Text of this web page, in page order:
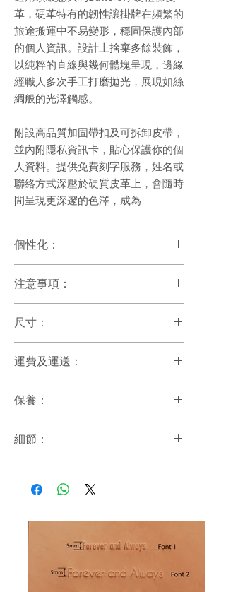
革，硬革特有的韌性讓掛牌在頻繁的
旅途搬運中不易變形，穩固保護內部
的個人資訊。設計上捨棄多餘裝飾，
以純粹的直線與幾何體塊呈現，邊緣
經職人多次手工打磨拋光，展現如絲
綢般的光澤觸感。
附設高品質加固帶扣及可拆卸皮帶，
並內附隱私資訊卡，貼心保護你的個
人資料。提供免費刻字服務，姓名或
聯絡方式深壓於硬質皮革上，會隨時
間呈現更深邃的色澤，成為
個性化：
單字句，20字以內免費，超過20字需另
收取加工費用。
- 如有特殊符號或圖案想刻，可以告訴
我們，我們盡量幫你實現！
- 如有特定客製需求（例如皮雕圖案或
人像），請與我們聯絡，費用視乎難度
用視乎難度而定，如有需要
注意事項：
自然的傷痕，屬正常現象
在不同地點，燈光，手機，電腦，
顏色是會有色差的喔
尺寸：
長: 17cm
寬: 7cm
厚: 4mm
(皮牌)
長: 10cm
運費及運送：
關於運送:
香港，澳門，台灣，中國大陸: 我們一
般會用順豐快遞運送, 需要約2-5個工作
天運送. 台灣的客人需要先實名註冊
其他國家會使用香港郵政寄出, 一般約
保養：
我們附贈的皮蠟或貂鼠油（在皮革
收後再重複兩次 （合共三次）便可.
植鞣皮進行保養.
細節：
皮革常用於製作馬具
幾何美學設計，線條簡約俐落，盡
邊緣經職人多次手工打磨拋光，觸
感圓潤細膩
大範圍刻印面積，雙面皆可刻印，
效果各具特色
內附隱私資訊卡及可拆卸皮帶，功